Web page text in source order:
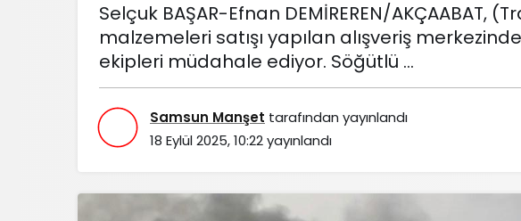
Selçuk BAŞAR-Efnan DEMİREREN/AKÇAABAT,
malzemeleri satışı yapılan alışveriş
ekipleri müdahale ediyor. Söğütlü ...
Samsun Manşet tarafından yayınlandı
18 Eylül 2025, 10:22yayınlandı